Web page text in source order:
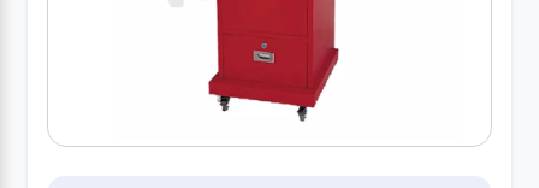
دیاگ